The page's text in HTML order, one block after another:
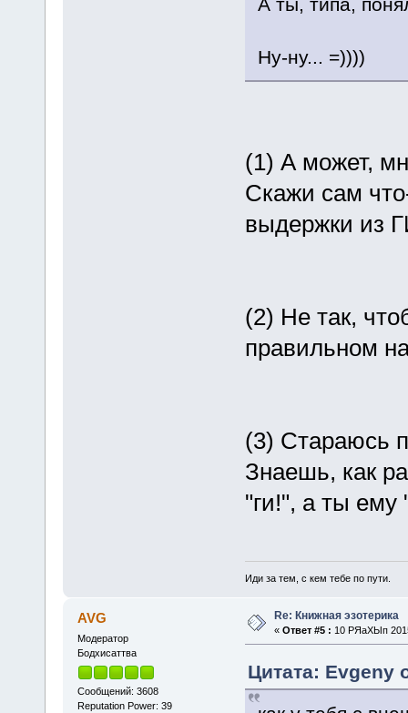
А ты, типа,
Ну-ну... =))))
(1) А может,
Скажи сам
выдержки из
(2) Не так,
правильном
(3) Стараюсь
Знаешь, как
"ги!", а ты
Иди за тем, с кем тебе по пути.
AVG
Модератор
Бодхисаттва
Сообщений: 3608
Reputation Power: 39
Re: Книжная эзотерика
« Ответ #5 : 10 РЯаХЫп
Цитата: Evgeny